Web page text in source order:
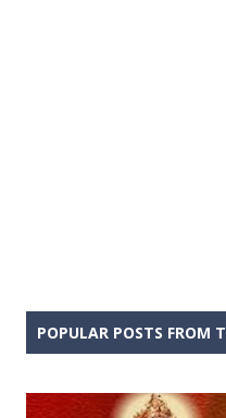
POPULAR POSTS FROM